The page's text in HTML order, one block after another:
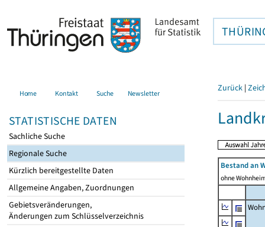
Home Kontakt Suche Newsletter
STATISTISCHE DATEN
Sachliche Suche
Regionale Suche
Kürzlich bereitgestellte Daten
Allgemeine Angaben, Zuordnungen
Gebietsveränderungen,
Änderungen zum Schlüsselverzeichnis
Zurück |
Bestand an
ohne